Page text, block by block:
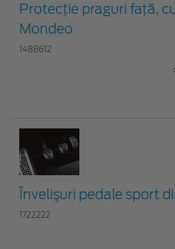
Protecţie praguri faţă,
Mondeo
1488612
Învelişuri pedale sport
1722222